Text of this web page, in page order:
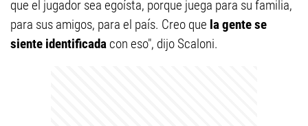
que el jugador sea egoísta, porque juega para su familia,
para sus amigos, para el país. Creo que la gente se
siente identificada con eso", dijo Scaloni.